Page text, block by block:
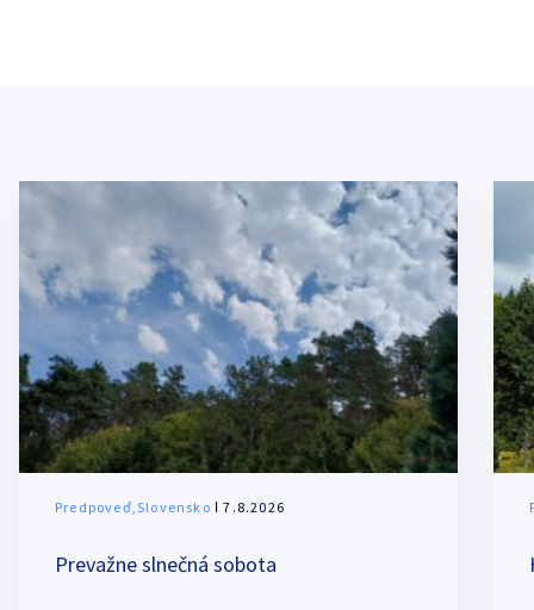
Predpoveď,Slovensko ǀ 7.8.2026
Prevažne slnečná sobota